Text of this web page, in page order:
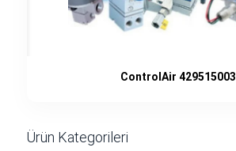
ControlAir 429515003
Ürün Kategorileri